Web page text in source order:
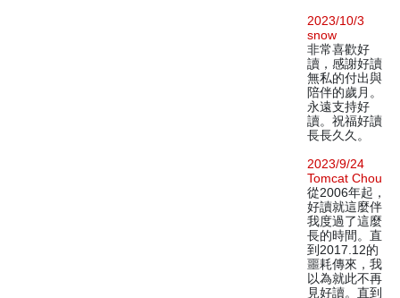
2023/10/3
snow
非常喜歡好
讀，感謝好讀
無私的付出與
陪伴的歲月。
永遠支持好
讀。祝福好讀
長長久久。
2023/9/24
Tomcat Chou
從2006年起，
好讀就這麼伴
我度過了這麼
長的時間。直
到2017.12的
噩耗傳來，我
以為就此不再
見好讀。直到